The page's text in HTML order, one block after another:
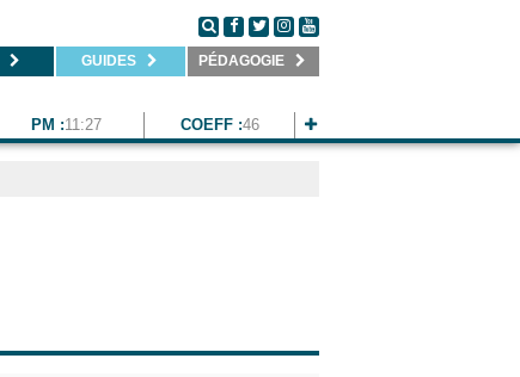
GUIDES PÉDAGOGIE
PM :11:27 COEFF :46